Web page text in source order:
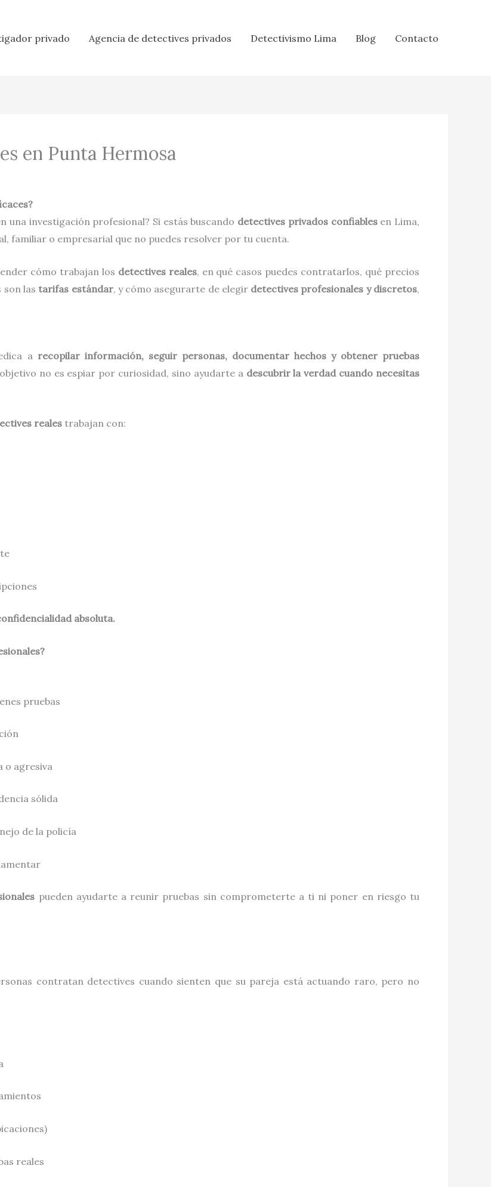
privado Agencia de detectives privados Detectivismo Lima Blog Contacto
en Punta Hermosa
una investigación profesional? Si estás buscando detectives privados confiablesen Lima,
familiar o empresarial que no puedes resolver por tu cuenta.
cómo trabajan los detectives reales, en qué casos puedes contratarlos, qué precios
son las tarifas estándar, y cómo asegurarte de elegir detectives profesionales y discretos,
a recopilar información, seguir personas, documentar hechos y obtener pruebas
no es espiar por curiosidad, sino ayudarte a descubrir la verdad cuando necesitas
reales trabajan con:
absoluta.
pruebas
o agresiva
sólida
de la policía
pueden ayudarte a reunir pruebas sin comprometerte a ti ni poner en riesgo tu
contratan detectives cuando sienten que su pareja está actuando raro, pero no
reales